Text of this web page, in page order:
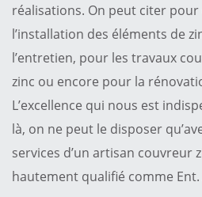
réalisations. On peut citer
l’installation des éléments de
l’entretien, pour les travaux
zinc ou encore pour la
L’excellence qui nous est
là, on ne peut le disposer
services d’un artisan couvreur
hautement qualifié comme Ent.